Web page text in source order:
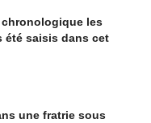
chronologique les
été saisis dans cet
une fratrie sous